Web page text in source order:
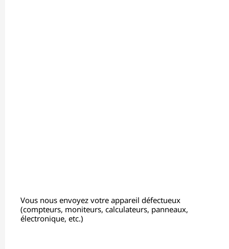
Vous nous envoyez votre appareil défectueux
(compteurs, moniteurs, calculateurs, panneaux,
électronique, etc.)